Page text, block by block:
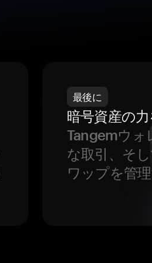
最後に
暗号資産の
Tangemウォ
な取引、そ
ワップを管